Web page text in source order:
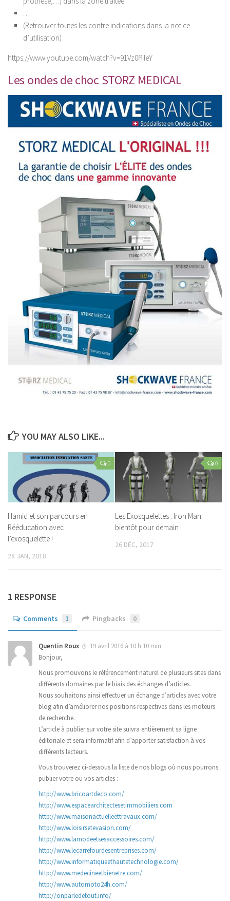
(Retrouver toutes les contre indications dans la notice
d’utilisation)
https://www.youtube.com/watch?v=91Vz0ffIleY
Les ondes de choc STORZ MEDICAL
YOU MAY ALSO LIKE...
0
Hamid et son parcours en
Rééducation avec
l’exosquelette !
28 JAN, 2018
0
Les Exosquelettes : Iron Man
bientôt pour demain !
26 DÉC, 2017
1 RESPONSE
Comments 1 Pingbacks 0
Quentin Roux
19 avril 2016 à 10 h 10 min
Bonjour,
Nous promouvons le référencement naturel de plusieurs sites dans
différents domaines par le biais des échanges d’articles.
Nous souhaitons ainsi effectuer un échange d’articles avec votre
blog afin d’améliorer nos positions respectives dans les moteurs
de recherche.
L’article à publier sur votre site suivra entièrement sa ligne
éditoriale et sera informatif afin d’apporter satisfaction à vos
différents lecteurs.
Vous trouverez ci-dessous la liste de nos blogs où nous pourrons
publier votre ou vos articles :
http://www.bricoartdeco.com/
http://www.espacearchitectesetimmobiliers.com
http://www.maisonactuelleettravaux.com/
http://www.loisirsetevasion.com/
http://www.lamodeetsesaccessoires.com/
http://www.lecarrefourdesentreprises.com/
http://www.informatiqueethautetechnologie.com/
http://www.medecineetbienetre.com/
http://www.automoto24h.com/
http://onparledetout.info/